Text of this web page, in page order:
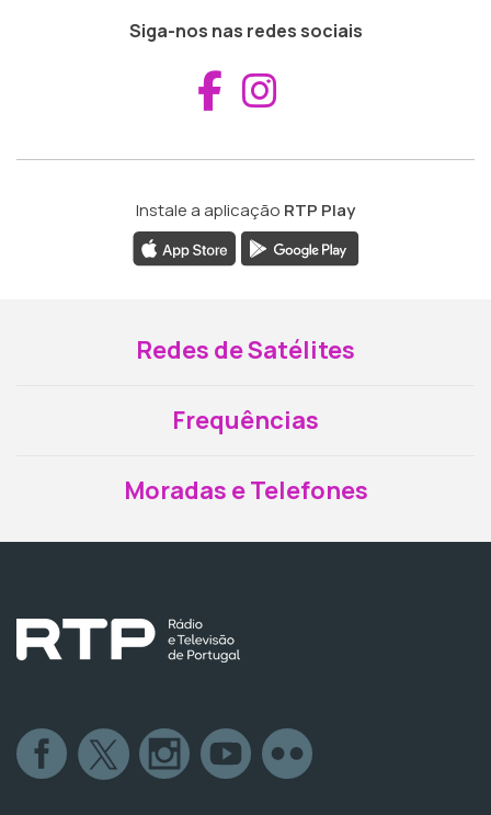
Siga-nos nas redes sociais
Aceder ao
Instale a aplicação RTP Play
Redes de Satélites
Frequências
Moradas e Telefones